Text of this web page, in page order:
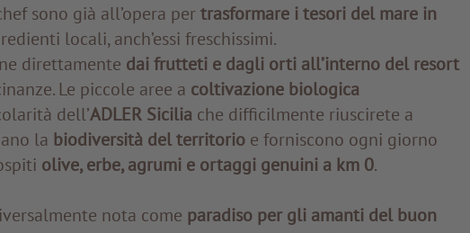
sono già all’opera pertrasformare i tesori del mare in
locali, anch’essi freschissimi.
direttamente dai frutteti e dagli orti all’interno del resort
Le piccole aree a coltivazione biologica
dell’ADLER Siciliache difficilmente riuscirete a
la biodiversità del territorioe forniscono ogni giorno
olive, erbe, agrumi e ortaggi genuini a km 0.
nota come paradiso per gli amanti del buon